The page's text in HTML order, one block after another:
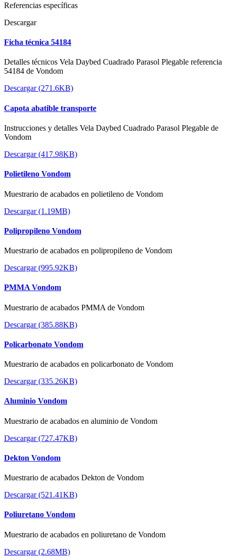
Referencias específicas
Descargar
Ficha técnica 54184
Detalles técnicos Vela Daybed Cuadrado Parasol Plegable referencia
54184 de Vondom
Descargar (271.6KB)
Capota abatible transporte
Instrucciones y detalles Vela Daybed Cuadrado Parasol Plegable de
Vondom
Descargar (417.98KB)
Polietileno Vondom
Muestrario de acabados en polietileno de Vondom
Descargar (1.19MB)
Polipropileno Vondom
Muestrario de acabados en polipropileno de Vondom
Descargar (995.92KB)
PMMA Vondom
Muestrario de acabados PMMA de Vondom
Descargar (385.88KB)
Policarbonato Vondom
Muestrario de acabados en policarbonato de Vondom
Descargar (335.26KB)
Aluminio Vondom
Muestrario de acabados en aluminio de Vondom
Descargar (727.47KB)
Dekton Vondom
Muestrario de acabados Dekton de Vondom
Descargar (521.41KB)
Poliuretano Vondom
Muestrario de acabados en poliuretano de Vondom
Descargar (2.68MB)